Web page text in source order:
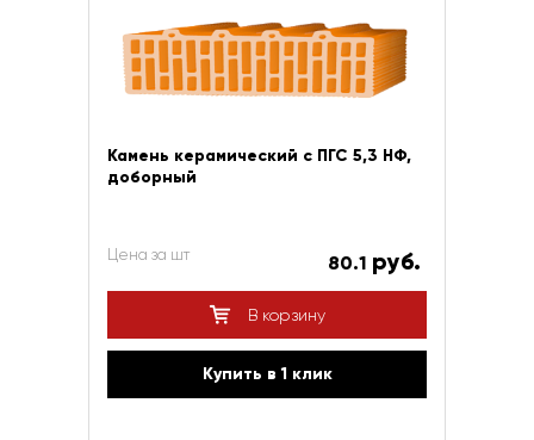
Камень керамический с ПГС 5,3 НФ,
доборный
Цена за шт 80.1 руб.
В корзину
Купить в 1 клик